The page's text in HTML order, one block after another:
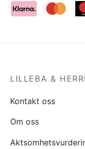
LILLEBA &
Kontakt oss
Om oss